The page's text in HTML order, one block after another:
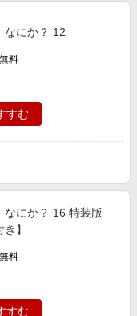
なにか？ 12
料
すむ
なにか？ 16 特装版
】
料
すむ